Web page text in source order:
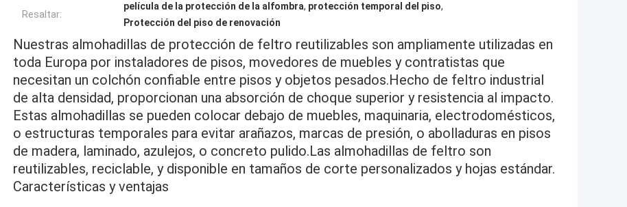
Resaltar:
película de la protección de la alfombra, protección temporal del piso,
Protección del piso de renovación
Nuestras almohadillas de protección de feltro reutilizables son ampliamente utilizadas en
toda Europa por instaladores de pisos, movedores de muebles y contratistas que
necesitan un colchón confiable entre pisos y objetos pesados.Hecho de feltro industrial
de alta densidad, proporcionan una absorción de choque superior y resistencia al impacto.
Estas almohadillas se pueden colocar debajo de muebles, maquinaria, electrodomésticos,
o estructuras temporales para evitar arañazos, marcas de presión, o abolladuras en pisos
de madera, laminado, azulejos, o concreto pulido.Las almohadillas de feltro son
reutilizables, reciclable, y disponible en tamaños de corte personalizados y hojas estándar.
Características y ventajas